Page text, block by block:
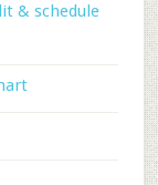
& schedule